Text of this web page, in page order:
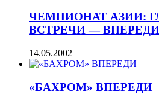
ЧЕМПИОНАТ АЗИИ:
ВСТРЕЧИ — ВПЕРЕДИ
14.05.2002
«БАХРОМ» ВПЕРЕДИ